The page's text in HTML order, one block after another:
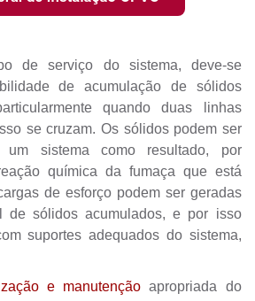
de serviço do sistema, deve-se
de acumulação de sólidos
quando duas linhas
se cruzam. Os sólidos podem ser
sistema como resultado, por
química da fumaça que está
de esforço podem ser geradas
de sólidos acumulados, e por isso
suportes adequados do sistema,
e manutenção apropriada do